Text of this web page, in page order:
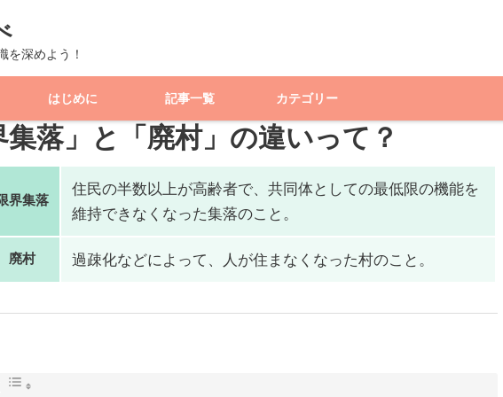
を深めよう！
はじめに 記事一覧 カテゴリー
社会
集落」と「廃村」の違いって？
界集落
住民の半数以上が高齢者で、 共同体としての最低限の機能を
維持できなくなった集落のこと。
廃村 過疎化などによって、 人が住まなくなった村のこと。